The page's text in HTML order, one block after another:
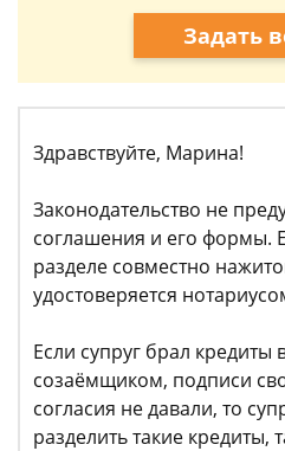
Задать
Здравствуйте, Марина!
Законодательство не
соглашения и его формы.
разделе совместно
удостоверяется
Если супруг брал
созаёмщиком, подписи
согласия не давали, то
разделить такие кредиты,